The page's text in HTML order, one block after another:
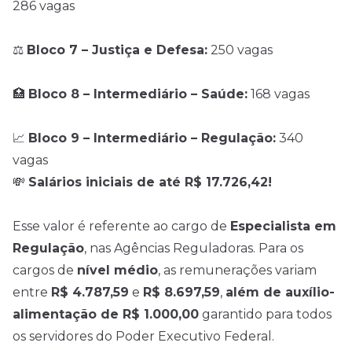
286 vagas
⚖️ Bloco 7 – Justiça e Defesa: 250 vagas
🏥 Bloco 8 – Intermediário – Saúde: 168 vagas
📈 Bloco 9 – Intermediário – Regulação: 340
vagas
💸 Salários iniciais de até R$ 17.726,42!
Esse valor é referente ao cargo de Especialista em
Regulação, nas Agências Reguladoras. Para os
cargos de nível médio, as remunerações variam
entre R$ 4.787,59 e R$ 8.697,59, além de auxílio-
alimentação de R$ 1.000,00 garantido para todos
os servidores do Poder Executivo Federal.